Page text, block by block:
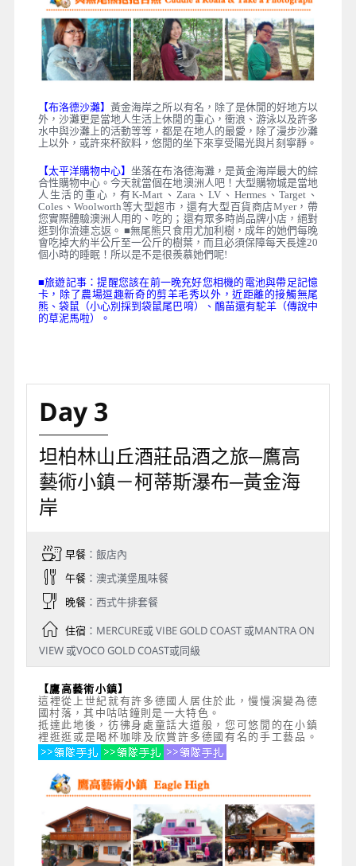
【布洛德沙灘】黃金海岸之所以有名，除了是休閒的好地方以
外，沙灘更是當地人生活上休閒的重心，衝浪、游泳以及許多
水中與沙灘上的活動等等，都是在地人的最愛，除了漫步沙灘
上以外，或許來杯飲料，悠閒的坐下來享受陽光與片刻寧靜。
【太平洋購物中心】坐落在布洛德海灘，是黃金海岸最大的綜
合性購物中心。今天就當個在地澳洲人吧！大型購物城是當地
人生活的重心，有K-Mart、Zara、LV、Hermes、Target、
Coles、Woolworth等大型超市，還有大型百貨商店Myer，帶
您實際體驗澳洲人用的、吃的；還有眾多時尚品牌小店，絕對
逛到你流連忘返。 ■無尾熊只食用尤加利樹，成年的她們每晚
會吃掉大約半公斤至一公斤的樹葉，而且必須保障每天長達20
個小時的睡眠！所以是不是很羨慕她們呢!
■旅遊記事：提醒您該在前一晚充好您相機的電池與帶足記憶
卡，除了農場逗趣新奇的剪羊毛秀以外，近距離的接觸無尾
熊、袋鼠（小心別採到袋鼠尾巴唷）、鴯苗還有駝羊（傳說中
的草泥馬啦）。
Day 3
坦柏林山丘酒莊品酒之旅─鷹高
藝術小鎮－柯蒂斯瀑布─黃金海
岸
早餐：飯店內
午餐：澳式漢堡風味餐
晚餐：西式牛排套餐
住宿：MERCURE或 VIBE GOLD COAST 或MANTRA ON
VIEW 或VOCO GOLD COAST或同級
【鷹高藝術小鎮】
這裡從上世紀就有許多德國人居住於此，慢慢演變為德
國村落，其中咕咕鐘則是一大特色。
抵達此地後，彷彿身處童話大道般，您可悠閒的在小鎮
裡逛逛或是喝杯咖啡及欣賞許多德國有名的手工藝品。